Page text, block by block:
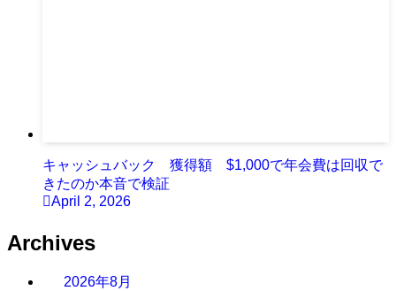
キャッシュバック 獲得額 $1,000で年会費は回収で
きたのか本音で検証
April 2, 2026
Archives
2026年8月